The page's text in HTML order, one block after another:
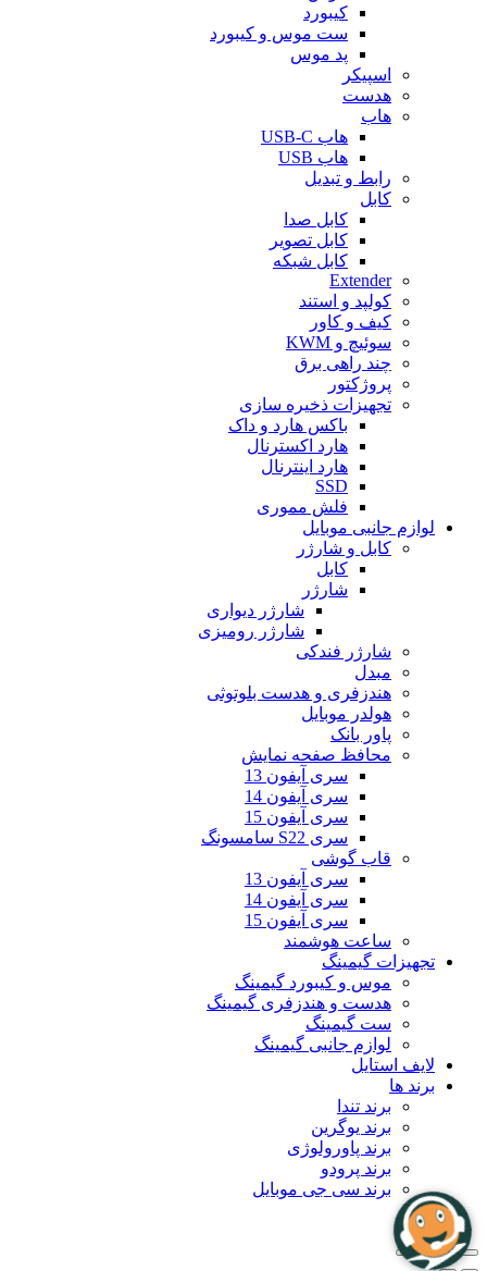
کیبورد
ست موس و کیبورد
پد موس
اسپیکر
هدست
هاب
هاب USB-C
هاب USB
رابط و تبدیل
کابل
کابل صدا
کابل تصویر
کابل شبکه
Extender
کولپد و استند
کیف و کاور
سوئیچ و KWM
چند راهی برق
پروژکتور
تجهیزات ذخیره سازی
باکس هارد و داک
هارد اکسترنال
هارد اینترنال
SSD
فلش مموری
لوازم جانبی موبایل
کابل و شارژر
کابل
شارژر
شارژر دیواری
شارژر رومیزی
شارژر فندکی
مبدل
هندزفری و هدست بلوتوثی
هولدر موبایل
پاور بانک
محافظ صفحه نمایش
سری آیفون 13
سری آیفون 14
سری آیفون 15
سری S22 سامسونگ
قاب گوشی
سری آیفون 13
سری آیفون 14
سری آیفون 15
ساعت هوشمند
تجهیزات گیمینگ
موس و کیبورد گیمینگ
هدست و هندزفری گیمینگ
ست گیمینگ
لوازم جانبی گیمینگ
لایف استایل
برند ها
برند تندا
برند یوگرین
برند پاورولوژی
برند پرودو
برند سی جی موبایل
بلاگ